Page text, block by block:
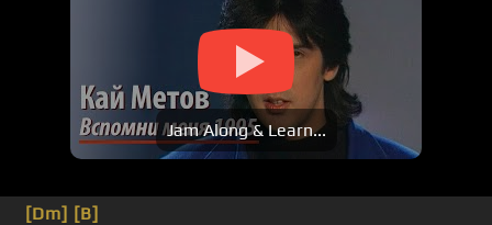
Jam Along & Learn...
[Dm] [B]